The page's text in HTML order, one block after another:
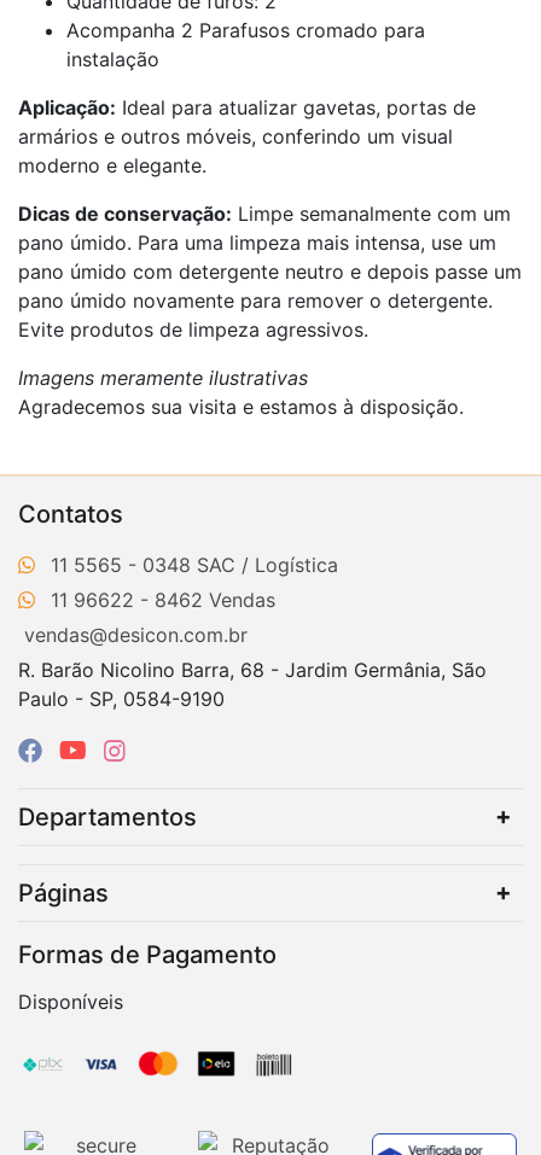
Acompanha 2 Parafusos cromado para
instalação
Aplicação: Ideal para atualizar gavetas, portas de
armários e outros móveis, conferindo um visual
moderno e elegante.
Dicas de conservação: Limpe semanalmente com um
pano úmido. Para uma limpeza mais intensa, use um
pano úmido com detergente neutro e depois passe um
pano úmido novamente para remover o detergente.
Evite produtos de limpeza agressivos.
Imagens meramente ilustrativas
Agradecemos sua visita e estamos à disposição.
Contatos
11 5565 - 0348
11 96622 - 8462
vendas@desicon.com.br
R. Barão Nicolino Barra, 68 - Jardim Germânia, São
Paulo - SP, 0584-9190
Departamentos
Páginas
Formas de Pagamento
Disponíveis